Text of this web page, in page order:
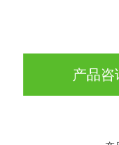
产品咨